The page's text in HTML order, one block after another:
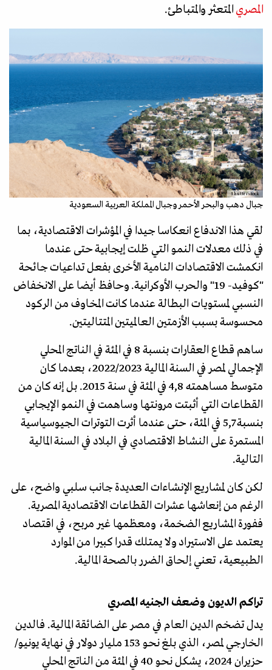
المصري المتعثر والمتباطئ.
Shutterstock
جبال دهب والبحر الأحمر وجبال المملكة العربية السعودية
لقي هذا الاندفاع انعكاسا جيدا في المؤشرات الاقتصادية، بما
في ذلك معدلات النمو التي ظلت إيجابية حتى عندما
انكمشت الاقتصادات النامية الأخرى بفعل تداعيات جائحة
"كوفيد- 19" والحرب الأوكرانية. وحافظ أيضا على الانخفاض
النسبي لمستويات البطالة عندما كانت المخاوف من الركود
محسوسة بسبب الأزمتين العالميتين المتتاليتين.
ساهم قطاع العقارات بنسبة 8 في المئة في الناتج المحلي
الإجمالي لمصر في السنة المالية 2022/2023، بعدما كان
متوسط مساهمته 4,8 في المئة في سنة 2015. بل إنه كان من
القطاعات التي أثبتت مرونتها وساهمت في النمو الإيجابي
بنسبة 5,7 في المئة، حتى عندما أثرت التوترات الجيوسياسية
المستمرة على النشاط الاقتصادي في البلاد في السنة المالية
التالية.
لكن كان لمشاريع الإنشاءات العديدة جانب سلبي واضح، على
الرغم من إنعاشها عشرات القطاعات الاقتصادية المصرية.
ففورة المشاريع الضخمة، ومعظمها غير مربح، في اقتصاد
يعتمد على الاستيراد ولا يمتلك قدرا كبيرا من الموارد
الطبيعية، تعني إلحاق الضرر بالصحة المالية.
تراكم الديون وضعف الجنيه المصري
يدل تضخم الدين العام في مصر على الضائقة المالية. فالدين
الخارجي لمصر، الذي بلغ نحو 153 مليار دولار في نهاية يونيو/
حزيران 2024، يشكل نحو 40 في المئة من الناتج المحلي